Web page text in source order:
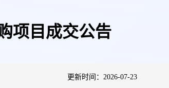
项目成交公告
更新时间：2026-07-23